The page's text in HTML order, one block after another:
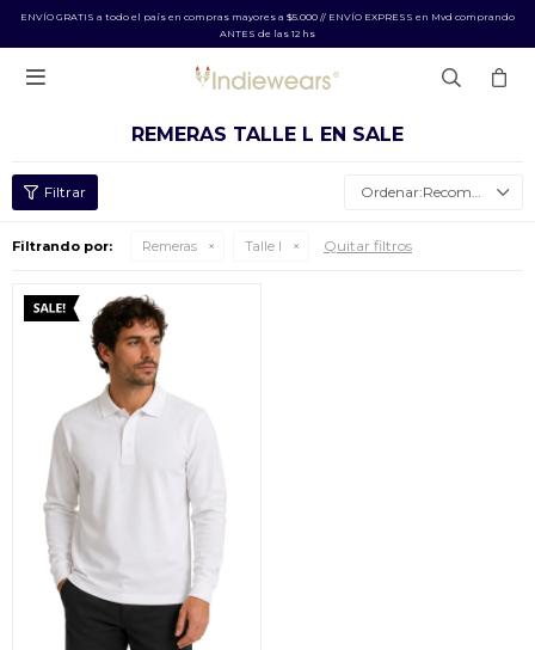
ENVÍO GRATIS a todo el país en compras mayores a $5.000 // ENVÍO EXPRESS en Mvd comprando
ANTES de las 12 hs

REMERAS TALLE L EN SALE
Recomendados
Filtrando por: Remeras Talle l Quitar filtros